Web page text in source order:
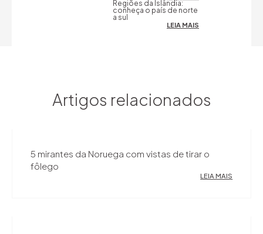
Regiões da Islândia:
conheça o país de norte
a sul
LEIA MAIS
Artigos relacionados
5 mirantes da Noruega com vistas de tirar o
fôlego
LEIA MAIS